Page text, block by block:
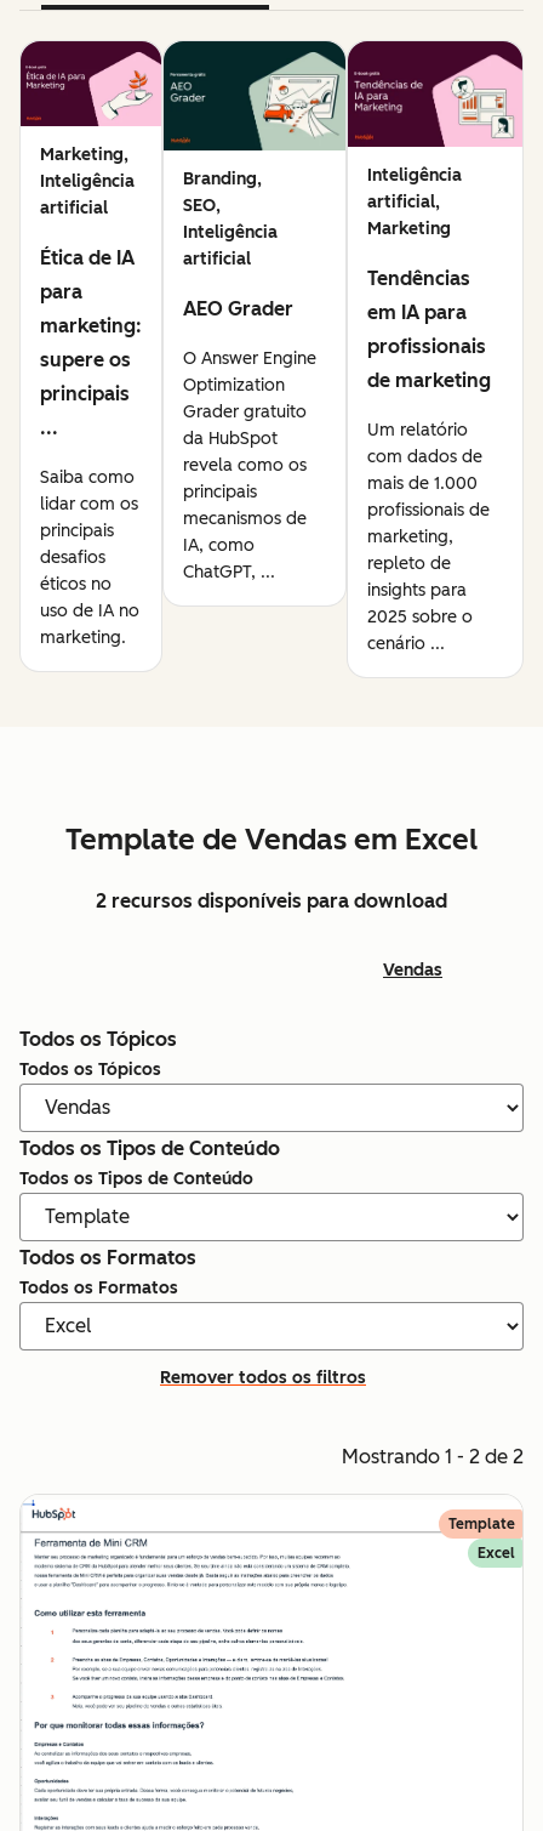
Marketing,
Inteligência
artificial
Ética de IA
para
marketing:
supere os
principais
...
Saiba como
lidar com os
principais
desafios
éticos no
uso de IA no
marketing.
Branding,
SEO,
Inteligência
artificial
AEO Grader
O Answer Engine
Optimization
Grader gratuito
da HubSpot
revela como os
principais
mecanismos de
IA, como
ChatGPT, ...
Inteligência
artificial,
Marketing
Tendências
em IA para
profissionais
de marketing
Um relatório
com dados de
mais de 1.000
profissionais de
marketing,
repleto de
insights para
2025 sobre o
cenário ...
Template de Vendas em Excel
2 recursos disponíveis para download
Vendas
Todos os Tópicos
Todos os Tópicos
Todos os Tipos de Conteúdo
Todos os Tipos de Conteúdo
Todos os Formatos
Todos os Formatos
Remover todos os filtros
Mostrando 1 - 2 de 2
Template
Excel